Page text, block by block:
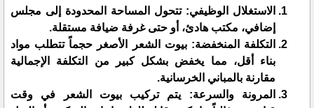
​الاستغلال الوظيفي: تتحول المساحة المحدودة إلى مجلس
إضافي، مكتب هادئ، أو حتى غرفة ضيافة مستقلة.
​التكلفة المنخفضة: بيوت الشعر الأصغر حجماً تتطلب مواد
بناء أقل، مما يخفض بشكل كبير من التكلفة الإجمالية
مقارنة بالمباني الخرسانية.
​المرونة والسرعة: يتم تركيب بيوت الشعر في وقت